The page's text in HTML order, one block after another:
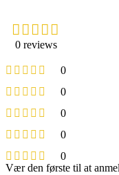
0 reviews
0
0
0
0
0
Vær den første til at